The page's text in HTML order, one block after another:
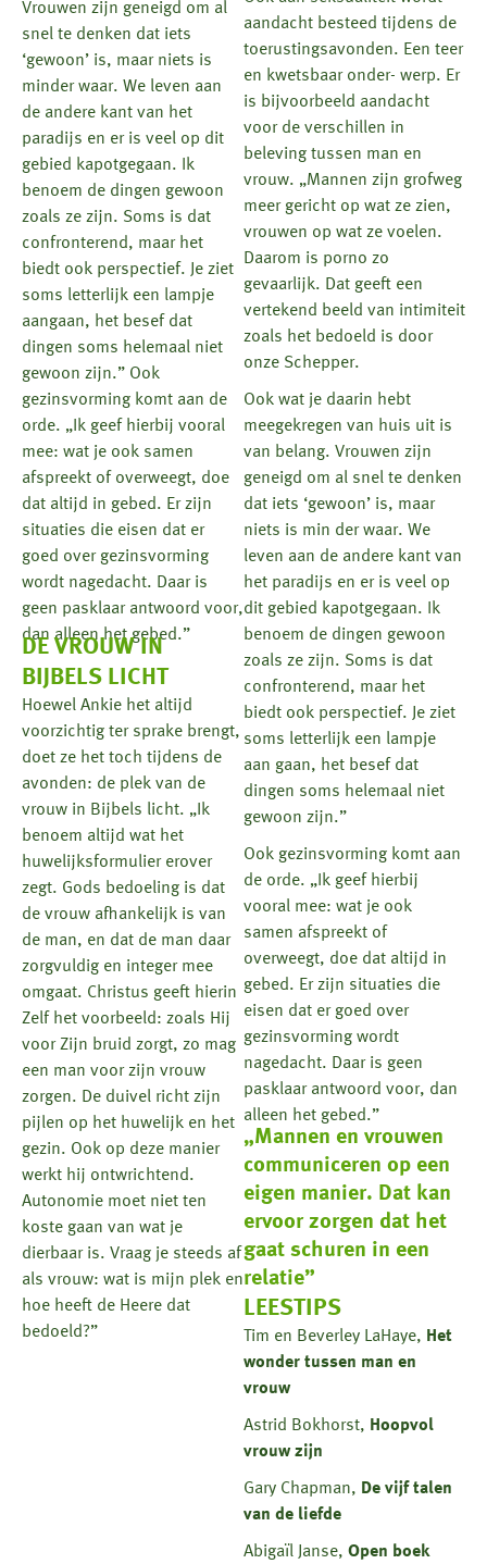
Vrouwen zijn geneigd om al
snel te denken dat iets
‘gewoon’ is, maar niets is
minder waar. We leven aan
de andere kant van het
paradijs en er is veel op dit
gebied kapotgegaan. Ik
benoem de dingen gewoon
zoals ze zijn. Soms is dat
confronterend, maar het
biedt ook perspectief. Je ziet
soms letterlijk een lampje
aangaan, het besef dat
dingen soms helemaal niet
gewoon zijn.” Ook
gezinsvorming komt aan de
orde. „Ik geef hierbij vooral
mee: wat je ook samen
afspreekt of overweegt, doe
dat altijd in gebed. Er zijn
situaties die eisen dat er
goed over gezinsvorming
wordt nagedacht. Daar is
geen pasklaar antwoord voor,
dan alleen het gebed.”
DE VROUW IN
BIJBELS LICHT
Hoewel Ankie het altijd
voorzichtig ter sprake brengt,
doet ze het toch tijdens de
avonden: de plek van de
vrouw in Bijbels licht. „Ik
benoem altijd wat het
huwelijksformulier erover
zegt. Gods bedoeling is dat
de vrouw afhankelijk is van
de man, en dat de man daar
zorgvuldig en integer mee
omgaat. Christus geeft hierin
Zelf het voorbeeld: zoals Hij
voor Zijn bruid zorgt, zo mag
een man voor zijn vrouw
zorgen. De duivel richt zijn
pijlen op het huwelijk en het
gezin. Ook op deze manier
werkt hij ontwrichtend.
Autonomie moet niet ten
koste gaan van wat je
dierbaar is. Vraag je steeds af
als vrouw: wat is mijn plek en
hoe heeft de Heere dat
bedoeld?”
aandacht besteed tijdens de
toerustingsavonden. Een teer
en kwetsbaar onder- werp. Er
is bijvoorbeeld aandacht
voor de verschillen in
beleving tussen man en
vrouw. „Mannen zijn grofweg
meer gericht op wat ze zien,
vrouwen op wat ze voelen.
Daarom is porno zo
gevaarlijk. Dat geeft een
vertekend beeld van intimiteit
zoals het bedoeld is door
onze Schepper.
Ook wat je daarin hebt
meegekregen van huis uit is
van belang. Vrouwen zijn
geneigd om al snel te denken
dat iets ‘gewoon’ is, maar
niets is min der waar. We
leven aan de andere kant van
het paradijs en er is veel op
dit gebied kapotgegaan. Ik
benoem de dingen gewoon
zoals ze zijn. Soms is dat
confronterend, maar het
biedt ook perspectief. Je ziet
soms letterlijk een lampje
aan gaan, het besef dat
dingen soms helemaal niet
gewoon zijn.”
Ook gezinsvorming komt aan
de orde. „Ik geef hierbij
vooral mee: wat je ook
samen afspreekt of
overweegt, doe dat altijd in
gebed. Er zijn situaties die
eisen dat er goed over
gezinsvorming wordt
nagedacht. Daar is geen
pasklaar antwoord voor, dan
alleen het gebed.”
„Mannen en vrouwen
communiceren op een
eigen manier. Dat kan
ervoor zorgen dat het
gaat schuren in een
relatie”
LEESTIPS
Tim en Beverley LaHaye, Het
wonder tussen man en
vrouw
Astrid Bokhorst, Hoopvol
vrouw zijn
Gary Chapman, De vijf talen
van de liefde
Abigaïl Janse, Open boek